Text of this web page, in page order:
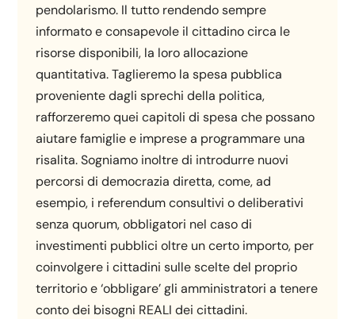
pendolarismo. Il tutto rendendo sempre
informato e consapevole il cittadino circa le
risorse disponibili, la loro allocazione
quantitativa. Taglieremo la spesa pubblica
proveniente dagli sprechi della politica,
rafforzeremo quei capitoli di spesa che possano
aiutare famiglie e imprese a programmare una
risalita. Sogniamo inoltre di introdurre nuovi
percorsi di democrazia diretta, come, ad
esempio, i referendum consultivi o deliberativi
senza quorum, obbligatori nel caso di
investimenti pubblici oltre un certo importo, per
coinvolgere i cittadini sulle scelte del proprio
territorio e ‘obbligare’ gli amministratori a tenere
conto dei bisogni REALI dei cittadini.